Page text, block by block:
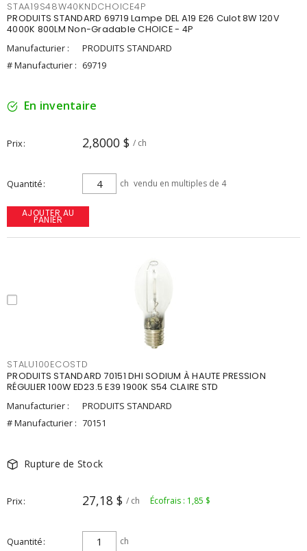
STAA19S48W40KNDCHOICE4P
PRODUITS STANDARD 69719 Lampe DEL A19 E26 Culot 8W 120V
4000K 800LM Non-Gradable CHOICE - 4P
Manufacturier :
PRODUITS STANDARD
# Manufacturier : 69719
En inventaire
Prix 2,8000 $ / ch
Quantité ch vendu en multiples de 4
AJOUTER AU
PANIER
STALU100ECOSTD
PRODUITS STANDARD 70151 DHI SODIUM À HAUTE PRESSION
RÉGULIER 100W ED23.5 E39 1900K S54 CLAIRE STD
Manufacturier :
PRODUITS STANDARD
# Manufacturier : 70151
Rupture de Stock
Prix 27,18 $ / ch Écofrais : 1,85 $
Quantité ch